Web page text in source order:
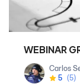
WEBINAR
Carlos
5 (5)